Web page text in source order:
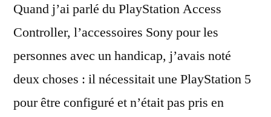
Quand j’ai parlé du PlayStation Access
Controller, l’accessoires Sony pour les
personnes avec un handicap, j’avais noté
deux choses : il nécessitait une PlayStation 5
pour être configuré et n’était pas pris en